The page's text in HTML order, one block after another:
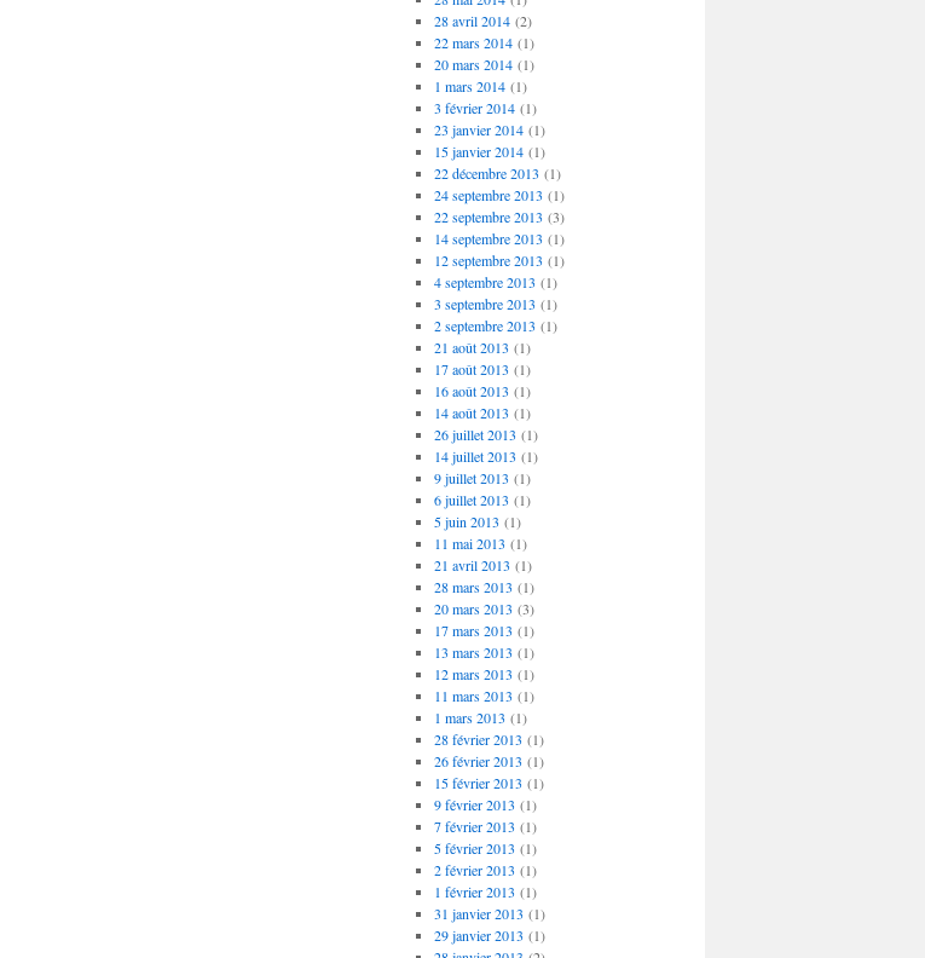
28 avril 2014(2)
22 mars 2014(1)
20 mars 2014(1)
1 mars 2014(1)
3 février 2014(1)
23 janvier 2014(1)
15 janvier 2014(1)
22 décembre 2013 (1)
24 septembre 2013 (1)
22 septembre 2013 (3)
14 septembre 2013 (1)
12 septembre 2013 (1)
4 septembre 2013 (1)
3 septembre 2013 (1)
2 septembre 2013 (1)
21 août 2013 (1)
17 août 2013 (1)
16 août 2013 (1)
14 août 2013 (1)
26 juillet 2013 (1)
14 juillet 2013 (1)
9 juillet 2013 (1)
6 juillet 2013 (1)
5 juin 2013 (1)
11 mai 2013 (1)
21 avril 2013 (1)
28 mars 2013 (1)
20 mars 2013 (3)
17 mars 2013 (1)
13 mars 2013 (1)
12 mars 2013 (1)
11 mars 2013 (1)
1 mars 2013 (1)
28 février 2013 (1)
26 février 2013 (1)
15 février 2013 (1)
9 février 2013 (1)
7 février 2013 (1)
5 février 2013 (1)
2 février 2013 (1)
1 février 2013 (1)
31 janvier 2013 (1)
29 janvier 2013 (1)